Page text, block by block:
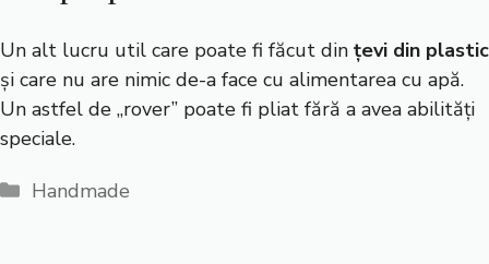
Un alt lucru util care poate fi făcut din țevi din plastic
și care nu are nimic de-a face cu alimentarea cu apă.
Un astfel de „rover” poate fi pliat fără a avea abilități
speciale.
Categorii
Handmade